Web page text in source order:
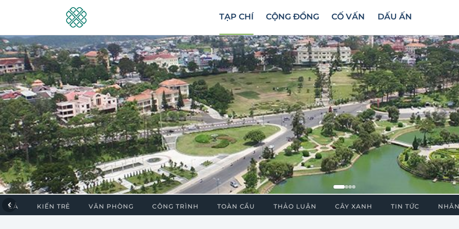
TẠP CHÍ CỘNG ĐỒNG CỐ VẤN DẤU ẤN
Được tài trợ
CẢ KIẾN TRẺ VĂN PHÒNG CÔNG TRÌNH TOÀN CẦU THẢO LUẬN CÂY XANH TIN TỨC